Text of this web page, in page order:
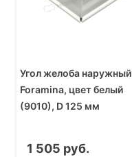
Угол желоба наружный
Foramina, цвет белый
(9010), D 125 мм
1 505 руб.